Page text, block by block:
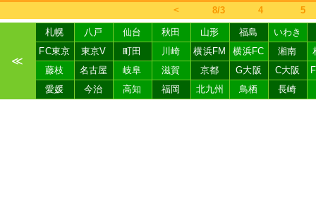
＜ 8/3 4 5
≪
札幌 八戸 仙台 秋田 山形 福島
いわき
FC東京
東京V 町田 川崎 横浜FM 横浜FC 湘南
藤枝
名古屋 岐阜 滋賀 京都 G大阪 C大阪
愛媛
今治 高知 福岡 北九州 鳥栖 長崎